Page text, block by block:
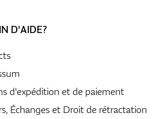
D'AIDE?
d'expédition et de paiement
Échanges et Droit de rétractation